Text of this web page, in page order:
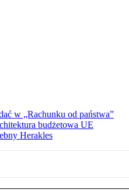
w „Rachunku od państwa”
budżetowa UE
Herakles